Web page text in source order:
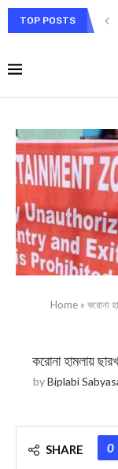
TOP POSTS
Home » করোনা
করোনা হামলায়
byBiplabi
SHARE 0